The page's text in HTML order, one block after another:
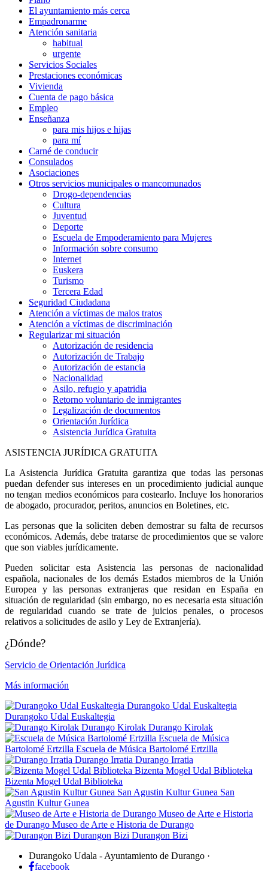
El ayuntamiento más cerca
Empadronarme
Atención sanitaria
habitual
urgente
Servicios Sociales
Prestaciones económicas
Vivienda
Cuenta de pago básica
Empleo
Enseñanza
para mis hijos e hijas
para mí
Carné de conducir
Consulados
Asociaciones
Otros servicios municipales o mancomunados
Drogo-dependencias
Cultura
Juventud
Deporte
Escuela de Empoderamiento para Mujeres
Información sobre consumo
Internet
Euskera
Turismo
Tercera Edad
Seguridad Ciudadana
Atención a víctimas de malos tratos
Atención a víctimas de discriminación
Regularizar mi situación
Autorización de residencia
Autorización de Trabajo
Autorización de estancia
Nacionalidad
Asilo, refugio y apatridia
Retorno voluntario de inmigrantes
Legalización de documentos
Orientación Jurídica
Asistencia Jurídica Gratuita
ASISTENCIA JURÍDICA GRATUITA
La Asistencia Jurídica Gratuita garantiza que todas las personas
puedan defender sus intereses en un procedimiento judicial aunque
no tengan medios económicos para costearlo. Incluye los honorarios
de abogado, procurador, peritos, anuncios en Boletines, etc.
Las personas que la soliciten deben demostrar su falta de recursos
económicos. Además, debe tratarse de procedimientos que se valore
que son viables jurídicamente.
Pueden solicitar esta Asistencia las personas de nacionalidad
española, nacionales de los demás Estados miembros de la Unión
Europea y las personas extranjeras que residan en España en
situación de regularidad (sin embargo, no es necesaria esta situación
de regularidad cuando se trate de juicios penales, o procesos
relativos a solicitudes de asilo y Ley de Extranjería).
¿Dónde?
Servicio de Orientación Jurídica
Más información
Durangoko Udal Euskaltegia
Durangoko Udal Euskaltegia
Durango Kirolak Durango Kirolak
Escuela de Música
Bartolomé Ertzilla Escuela de Música Bartolomé Ertzilla
Durango Irratia Durango Irratia
Bizenta Mogel Udal Biblioteka
Bizenta Mogel Udal Biblioteka
San Agustin Kultur Gunea San
Agustin Kultur Gunea
Museo de Arte e Historia
de Durango Museo de Arte e Historia de Durango
Durangon Bizi Durangon Bizi
Durangoko Udala - Ayuntamiento de Durango ·
facebook